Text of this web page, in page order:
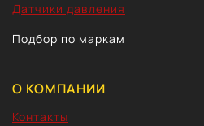
Датчики давления
Подбор по маркам
О КОМПАНИИ
Контакты